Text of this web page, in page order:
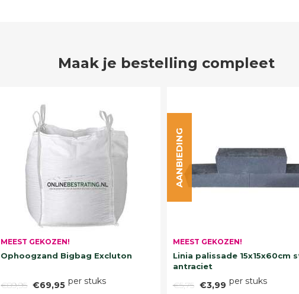
Maak je bestelling compleet
MEEST GEKOZEN!
Ophoogzand Bigbag Excluton
€89,95 €69,95 per stuks
MEEST GEKOZEN!
Linia palissade 15x15x60cm
antraciet
€5,75 €3,99 per stuks
AANBIEDING